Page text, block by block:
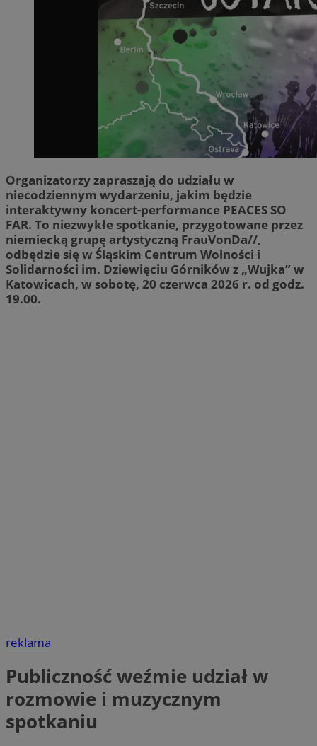
Organizatorzy zapraszają do udziału w
niecodziennym wydarzeniu, jakim będzie
interaktywny koncert-performance PEACES SO
FAR. To niezwykłe spotkanie, przygotowane przez
niemiecką grupę artystyczną FrauVonDa//,
odbędzie się w Śląskim Centrum Wolności i
Solidarności im. Dziewięciu Górników z „Wujka” w
Katowicach, w sobotę, 20 czerwca 2026 r. od godz.
19.00.
reklama
Publiczność weźmie udział w
rozmowie i muzycznym
spotkaniu